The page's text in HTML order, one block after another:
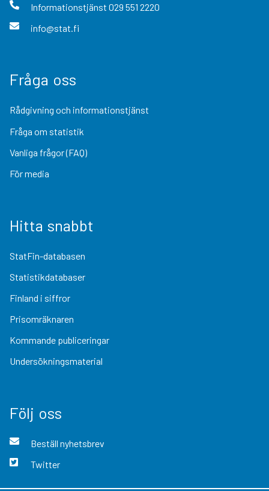
Informationstjänst 029 551 2220
info@stat.fi
Fråga oss
Rådgivning och informationstjänst
Fråga om statistik
Vanliga frågor (FAQ)
För media
Hitta snabbt
StatFin-databasen
Statistikdatabaser
Finland i siffror
Prisomräknaren
Kommande publiceringar
Undersökningsmaterial
Följ oss
Beställ nyhetsbrev
Twitter